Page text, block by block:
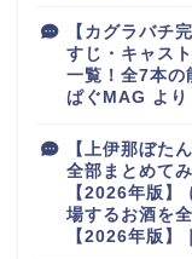
【カグラバチ
すじ・キャス
一覧！全7本の
ぱぐMAG より
【上伊那ぼた
全部まとめて
【2026年版】
場するお酒を
【2026年版】